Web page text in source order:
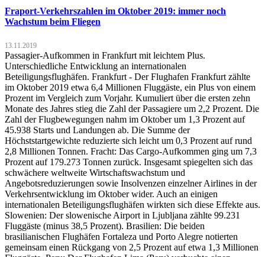
Fraport-Verkehrszahlen im Oktober 2019: immer noch
Wachstum beim Fliegen
13.11.2019
Passagier-Aufkommen in Frankfurt mit leichtem Plus.
Unterschiedliche Entwicklung an internationalen
Beteiligungsflughäfen. Frankfurt - Der Flughafen Frankfurt zählte
im Oktober 2019 etwa 6,4 Millionen Fluggäste, ein Plus von einem
Prozent im Vergleich zum Vorjahr. Kumuliert über die ersten zehn
Monate des Jahres stieg die Zahl der Passagiere um 2,2 Prozent. Die
Zahl der Flugbewegungen nahm im Oktober um 1,3 Prozent auf
45.938 Starts und Landungen ab. Die Summe der
Höchststartgewichte reduzierte sich leicht um 0,3 Prozent auf rund
2,8 Millionen Tonnen. Fracht: Das Cargo-Aufkommen ging um 7,3
Prozent auf 179.273 Tonnen zurück. Insgesamt spiegelten sich das
schwächere weltweite Wirtschaftswachstum und
Angebotsreduzierungen sowie Insolvenzen einzelner Airlines in der
Verkehrsentwicklung im Oktober wider. Auch an einigen
internationalen Beteiligungsflughäfen wirkten sich diese Effekte aus.
Slowenien: Der slowenische Airport in Ljubljana zählte 99.231
Fluggäste (minus 38,5 Prozent). Brasilien: Die beiden
brasilianischen Flughäfen Fortaleza und Porto Alegre notierten
gemeinsam einen Rückgang von 2,5 Prozent auf etwa 1,3 Millionen